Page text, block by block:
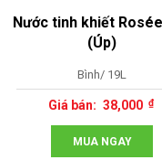
Nước tinh khiết
(Úp)
Bình/ 19L
38,000
MUA NGAY